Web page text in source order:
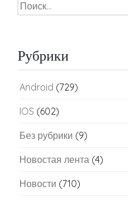
Найти:
Рубрики
Android (729)
IOS (602)
Без рубрики (9)
Новостая лента (4)
Новости (710)